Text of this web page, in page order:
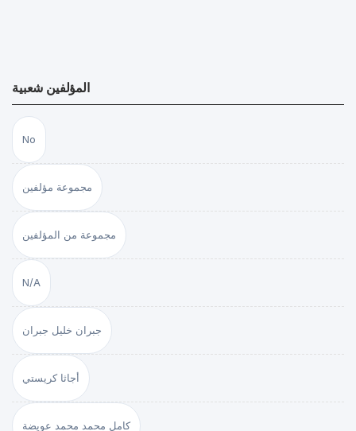
المؤلفين شعبية
No
مجموعة مؤلفين
مجموعة من المؤلفين
N/A
جبران خليل جبران
أجاثا كريستي
كامل محمد محمد عويضة